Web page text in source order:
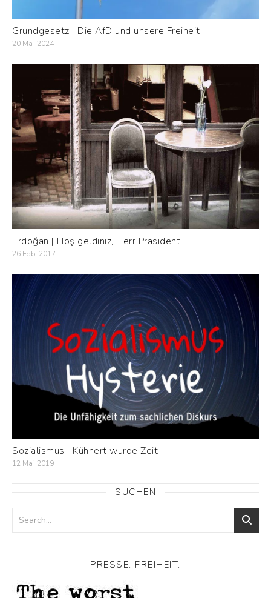
Grundgesetz | Die AfD und unsere Freiheit
20 Mai 2024
Erdoğan | Hoş geldiniz, Herr Präsident!
26 Feb. 2017
Sozialismus | Kühnert wurde Zeit
12 Mai 2019
SUCHEN
PRESSE. FREIHEIT.